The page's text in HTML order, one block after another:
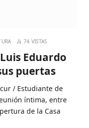
74 VISTAS
Eduardo
puertas
/ Estudiante de
íntima, entre
de la Casa